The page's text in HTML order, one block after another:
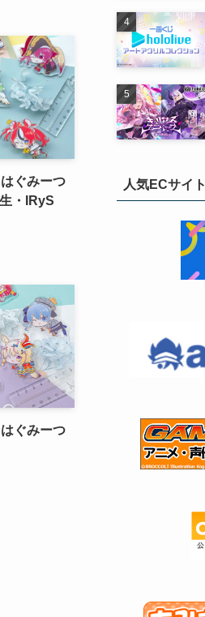
ぐみーつ
・IRyS
ぐみーつ
人気ECサイト